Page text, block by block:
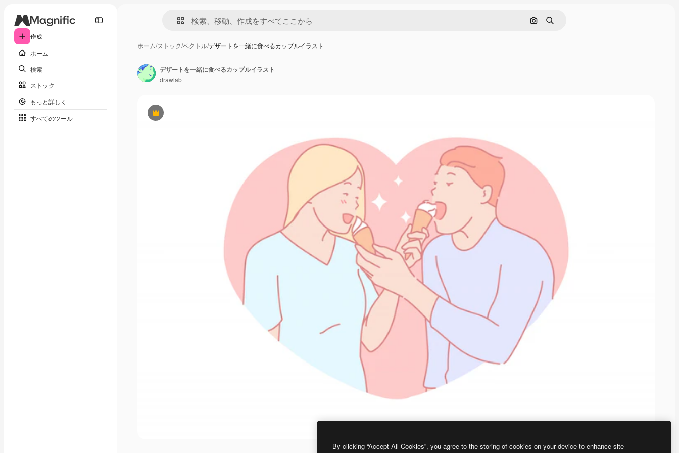
作成
ホーム
検索
ストック
もっと詳しく
すべてのツール
画像で検索
検索
ホーム/ストック/ベクトル/デザートを一緒に食べるカップルイラスト
Premium
デザートを一緒に食べるカップルイラスト
drawlab
By clicking “Accept All Cookies”, you agree to the storing of cookies on your device to enhance site